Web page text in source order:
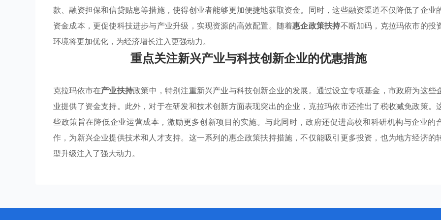
款、融资担保和信贷贴息等措施，使得创业者能够更加便捷地获取资金。同时，这些融资渠道不仅降低了企业
资金成本，更促使科技进步与产业升级，实现资源的高效配置。随着惠企政策扶持不断加码，克拉玛依市的投
环境将更加优化，为经济增长注入更强动力。
重点关注新兴产业与科技创新企业的优惠措施
克拉玛依市在产业扶持政策中，特别注重新兴产业与科技创新企业的发展。通过设立专项基金，市政府为这些
业提供了资金支持。此外，对于在研发和技术创新方面表现突出的企业，克拉玛依市还推出了税收减免政策。
些政策旨在降低企业运营成本，激励更多创新项目的实施。与此同时，政府还促进高校和科研机构与企业的
作，为新兴企业提供技术和人才支持。这一系列的惠企政策扶持措施，不仅能吸引更多投资，也为地方经济的
型升级注入了强大动力。